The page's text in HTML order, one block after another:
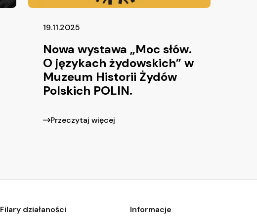
19.11.2025
Nowa wystawa „Moc słów.
O językach żydowskich” w
Muzeum Historii Żydów
Polskich POLIN.
Przeczytaj więcej
Filary działaności Informacje